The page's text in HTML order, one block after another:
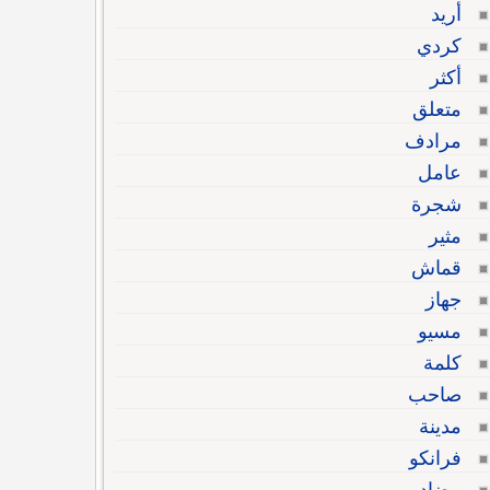
أريد
كردي
أكثر
متعلق
مرادف
عامل
شجرة
مثير
قماش
جهاز
مسيو
كلمة
صاحب
مدينة
فرانكو